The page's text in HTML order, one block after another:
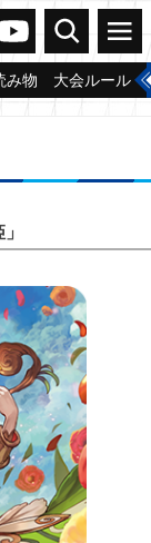
ァンガードch
検索 メニュー
み物 大会ルール